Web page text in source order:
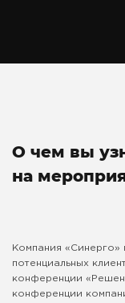
О чем вы
на
Компания «Синерго»
потенциальных
конференции
конференции